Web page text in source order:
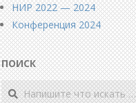
НИР 2022 — 2024
Конференция 2024
ПОИСК
Поиск